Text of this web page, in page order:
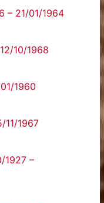
– 21/01/1964
10/1968
1960
11/1967
1927 –